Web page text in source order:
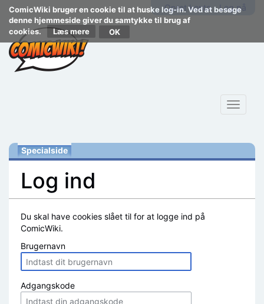
ComicWiki bruger en cookie til at huske log-in. Ved at besøge
denne hjemmeside giver du samtykke til brug af
cookies.
Læs mere
Opret konto Log på
Toggle
Specialside
Log ind
Du skal have cookies slået til for at logge ind på
ComicWiki.
Brugernavn
Adgangskode